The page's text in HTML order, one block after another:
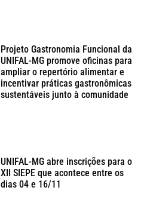
Projeto Gastronomia Funcional da
UNIFAL-MG promove oficinas para
ampliar o repertório alimentar e
incentivar práticas gastronômicas
sustentáveis junto à comunidade
UNIFAL-MG abre inscrições para o
XII SIEPE que acontece entre os
dias 04 e 16/11